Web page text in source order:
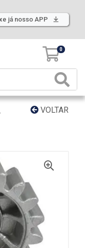
já nosso APP
0
VOLTAR